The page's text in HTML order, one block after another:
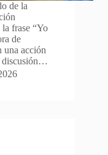
de la
frase “Yo
de
una acción
discusión…